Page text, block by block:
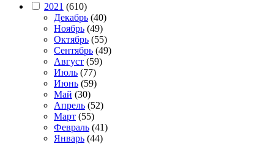
2021 (610)
Декабрь (40)
Ноябрь (49)
Октябрь (55)
Сентябрь (49)
Август (59)
Июль (77)
Июнь (59)
Май (30)
Апрель (52)
Март (55)
Февраль (41)
Январь (44)